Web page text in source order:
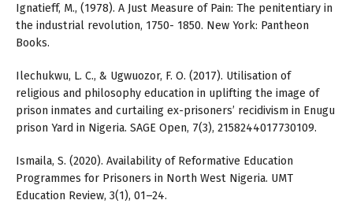
Ignatieff, M., (1978). A Just Measure of Pain: The penitentiary in
the industrial revolution, 1750- 1850. New York: Pantheon
Books.
Ilechukwu, L. C., & Ugwuozor, F. O. (2017). Utilisation of
religious and philosophy education in uplifting the image of
prison inmates and curtailing ex-prisoners’ recidivism in Enugu
prison Yard in Nigeria. SAGE Open, 7(3), 2158244017730109.
Ismaila, S. (2020). Availability of Reformative Education
Programmes for Prisoners in North West Nigeria. UMT
Education Review, 3(1), 01–24.